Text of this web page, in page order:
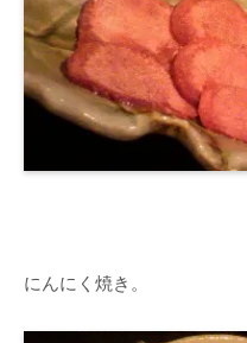
にんにく焼き。